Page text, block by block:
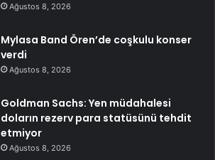
Ağustos 8, 2026
Mylasa Band Ören’de coşkulu konser
verdi
Ağustos 8, 2026
Goldman Sachs: Yen müdahalesi
doların rezerv para statüsünü tehdit
etmiyor
Ağustos 8, 2026